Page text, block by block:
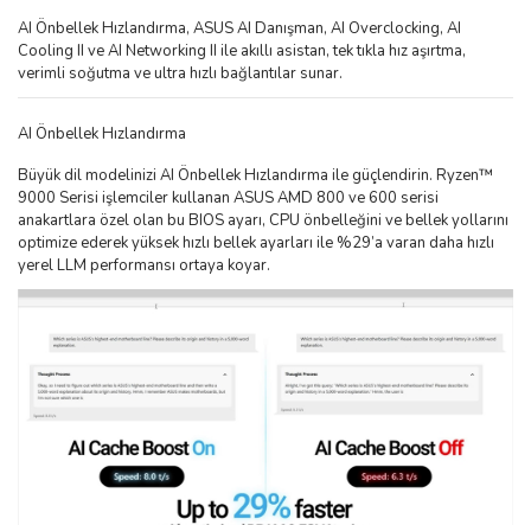
AI Önbellek Hızlandırma, ASUS AI Danışman, AI Overclocking, AI
Cooling II ve AI Networking II ile akıllı asistan, tek tıkla hız aşırtma,
verimli soğutma ve ultra hızlı bağlantılar sunar.
AI Önbellek Hızlandırma
Büyük dil modelinizi AI Önbellek Hızlandırma ile güçlendirin. Ryzen™
9000 Serisi işlemciler kullanan ASUS AMD 800 ve 600 serisi
anakartlara özel olan bu BIOS ayarı, CPU önbelleğini ve bellek yollarını
optimize ederek yüksek hızlı bellek ayarları ile %29’a varan daha hızlı
yerel LLM performansı ortaya koyar.